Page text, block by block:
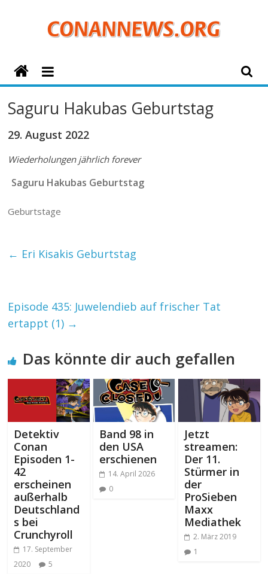
ConanNews.org
Conan
Saguru Hakubas Geburtstag
29. August 2022
Wiederholungen jährlich forever
Saguru Hakubas Geburtstag
Geburtstage
← Eri Kisakis Geburtstag
Episode 435: Juwelendieb auf frischer Tat
ertappt (1) →
Das könnte dir auch gefallen
Detektiv
Conan
Episoden 1-
42
erscheinen
außerhalb
Deutschland
s bei
Crunchyroll
17. September
2020
5
Band 98 in
den USA
erschienen
14. April 2026
0
Jetzt
streamen:
Der 11.
Stürmer in
der
ProSieben
Maxx
Mediathek
2. März 2019
1